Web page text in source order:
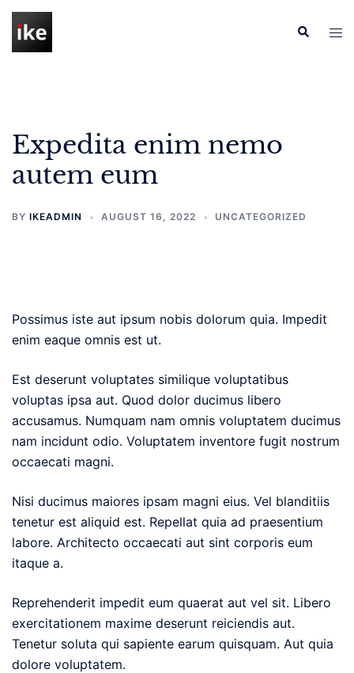
Skip
content
Search
Expedita enim nemo
autem eum
BY IKEADMIN AUGUST 16, 2022 UNCATEGORIZED
Possimus iste aut ipsum nobis dolorum quia. Impedit
enim eaque omnis est ut.
Est deserunt voluptates similique voluptatibus
voluptas ipsa aut. Quod dolor ducimus libero
accusamus. Numquam nam omnis voluptatem ducimus
nam incidunt odio. Voluptatem inventore fugit nostrum
occaecati magni.
Nisi ducimus maiores ipsam magni eius. Vel blanditiis
tenetur est aliquid est. Repellat quia ad praesentium
labore. Architecto occaecati aut sint corporis eum
itaque a.
Reprehenderit impedit eum quaerat aut vel sit. Libero
exercitationem maxime deserunt reiciendis aut.
Tenetur soluta qui sapiente earum quisquam. Aut quia
dolore voluptatem.